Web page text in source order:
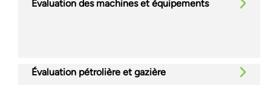
Évaluation des machines et équipements
Évaluation pétrolière et gazière